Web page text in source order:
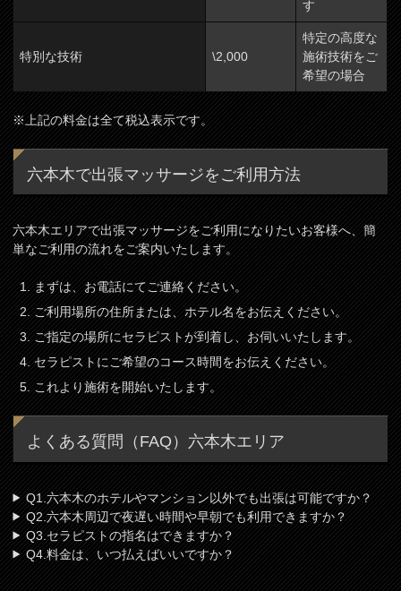
す
特別な技術 \2,000
特定の高度な
施術技術をご
希望の場合
※上記の料金は全て税込表示です。
六本木で出張マッサージをご利用方法
六本木エリアで出張マッサージをご利用になりたいお客様へ、簡
単なご利用の流れをご案内いたします。
まずは、お電話にてご連絡ください。
ご利用場所の住所または、ホテル名をお伝えください。
ご指定の場所にセラピストが到着し、お伺いいたします。
セラピストにご希望のコース時間をお伝えください。
これより施術を開始いたします。
よくある質問（FAQ）六本木エリア
Q1.六本木のホテルやマンション以外でも出張は可能ですか？
Q2.六本木周辺で夜遅い時間や早朝でも利用できますか？
Q3.セラピストの指名はできますか？
Q4.料金は、いつ払えばいいですか？